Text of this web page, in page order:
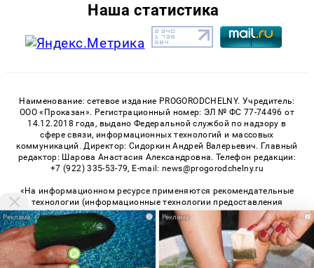
Наша статистика
Наименование: сетевое издание PROGORODCHELNY. Учредитель:
ООО «Проказан». Регистрационный номер: ЭЛ № ФС 77-74496 от
14.12.2018 года, выдано Федеральной службой по надзору в
сфере связи, информационных технологий и массовых
коммуникаций. Директор: Сидоркин Андрей Валерьевич. Главный
редактор: Шарова Анастасия Александровна. Телефон редакции:
+7 (922) 335-53-79, E-mail: news@progorodchelny.ru
«На информационном ресурсе применяются рекомендательные
технологии (информационные технологии предоставления
информации на основе сбора, систематизации и анализа
сведений, относящихся к предпочтениям пользователей сети
«Интернет», находящихся на территории Российской
Федерации)». Правила применения рекомендательных
технологий в виджетах рекламно-обменной сети«СМИ2» (PDF),
i i